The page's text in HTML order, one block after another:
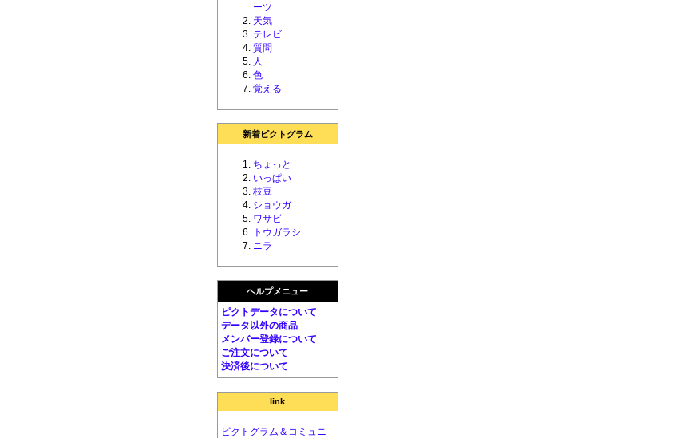
ーツ
天気
テレビ
質問
人
色
覚える
新着ピクトグラム
ちょっと
いっぱい
枝豆
ショウガ
ワサビ
トウガラシ
ニラ
ヘルプメニュー
ピクトデータについて
データ以外の商品
メンバー登録について
ご注文について
決済後について
link
ピクトグラム＆コミュニ